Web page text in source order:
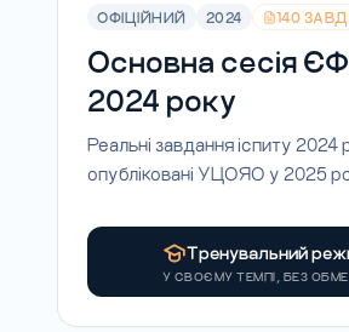
ОФІЦІЙНИЙ 2024 140
Основна сесія
2024 року
Реальні завдання іспиту 2024
опубліковані УЦОЯО у 2025
Тренувальний
У СВОЄМУ ТЕМПІ, БЕЗ